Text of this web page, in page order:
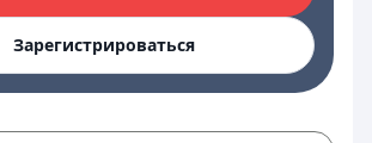
Зарегистрироваться